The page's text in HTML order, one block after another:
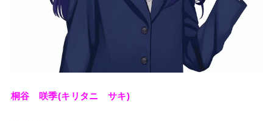
桐谷 咲季(キリタニ サキ)